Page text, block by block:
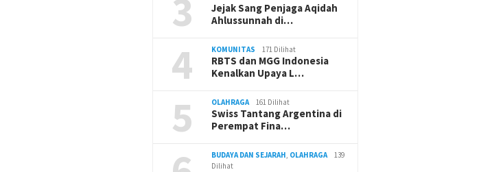
3
Jejak Sang Penjaga Aqidah
Ahlussunnah di…
4 KOMUNITAS 171 Dilihat
RBTS dan MGG Indonesia
Kenalkan Upaya L…
5 OLAHRAGA 161 Dilihat
Swiss Tantang Argentina di
Perempat Fina…
BUDAYA DAN SEJARAH OLAHRAGA
139
Dilihat